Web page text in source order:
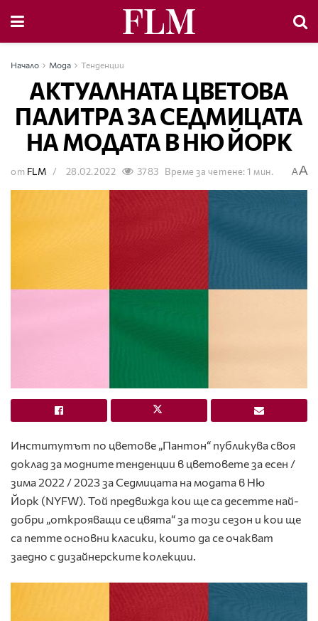
Начало Мода Тенденции
АКТУАЛНАТА ЦВЕТОВА
ПАЛИТРА ЗА СЕДМИЦАТА
НА МОДАТА В НЮ ЙОРК
от FLM 28.02.2022 3783 Време за четене: 1 мин. AA
Институтът по цветове „Пантон“ публикува своя
доклад за модните тенденции в цветовете за есен /
зима 2022 / 2023 за Седмицата на модата в Ню
Йорк (NYFW). Той предвижда кои ще са десетте най-
добри „открояващи се цвята“ за този сезон и кои ще
са петте основни класики, които да се очакват
заедно с дизайнерските колекции.